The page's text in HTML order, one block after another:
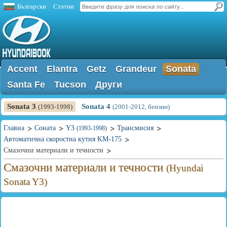
Български Статии
Accent Elantra Getz Grandeur
Sonata
Santa Fe
Tucson Други
Sonata 3 (1993-1998) Sonata 4 (2001-2012, бензин)
Главна Соната Y3 (1993-1998)
Трансмисия
Автоматична скоростна кутия KM-175
Смазочни материали и течности
Смазочни материали и течности (Hyundai
Sonata Y3)